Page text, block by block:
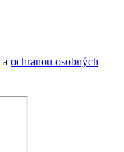
a ochranou osobných